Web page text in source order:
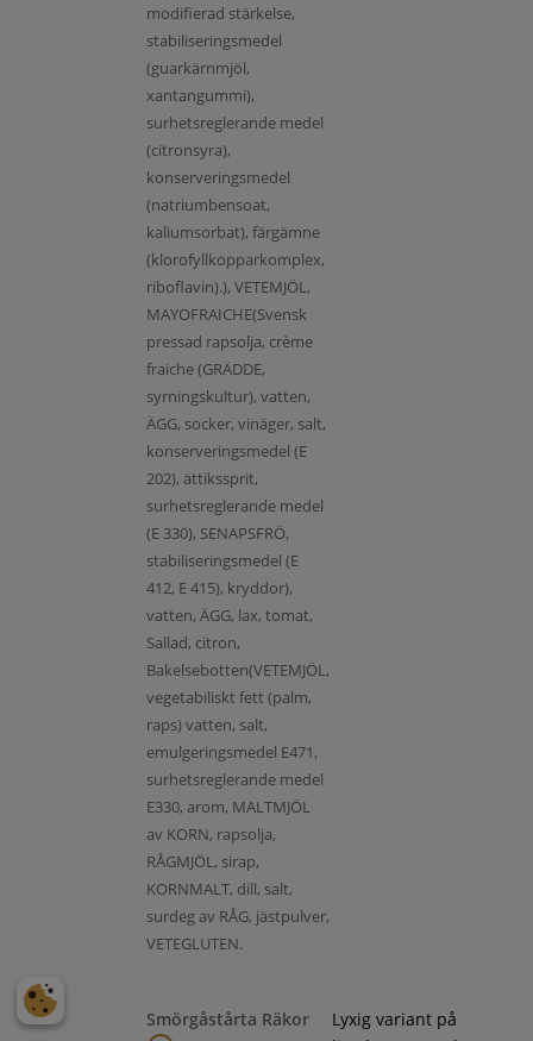
modifierad stärkelse,
stabiliseringsmedel
(guarkärnmjöl,
xantangummi),
surhetsreglerande medel
(citronsyra),
konserveringsmedel
(natriumbensoat,
kaliumsorbat), färgämne
(klorofyllkopparkomplex,
riboflavin).), VETEMJÖL,
MAYOFRAICHE(Svensk
pressad rapsolja, crème
fraiche (GRÄDDE,
syrningskultur), vatten,
ÄGG, socker, vinäger, salt,
konserveringsmedel (E
202), ättikssprit,
surhetsreglerande medel
(E 330), SENAPSFRÖ,
stabiliseringsmedel (E
412, E 415), kryddor),
vatten, ÄGG, lax, tomat,
Sallad, citron,
Bakelsebotten(VETEMJÖL,
vegetabiliskt fett (palm,
raps) vatten, salt,
emulgeringsmedel E471,
surhetsreglerande medel
E330, arom, MALTMJÖL
av KORN, rapsolja,
RÅGMJÖL, sirap,
KORNMALT, dill, salt,
surdeg av RÅG, jästpulver,
VETEGLUTEN.
Smörgåstårta Räkor
Lyxig variant på